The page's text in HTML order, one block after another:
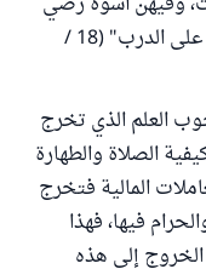
الله عنهن وأرضاهن" انتهى. "فتاوى نور على الدرب" (18 /
العلم الذي تخرج
الصلاة والطهارة
المالية فتخرج
فيها، فهذا
الخروج إلى هذه